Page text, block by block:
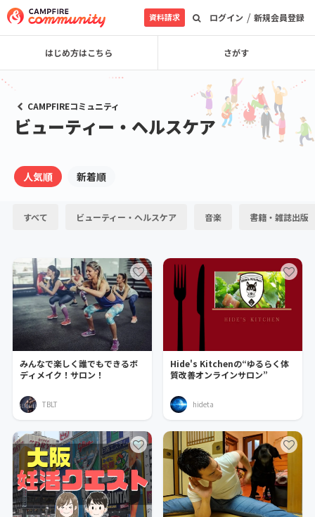
ログイン / 新規会員登録
資料請求
はじめ方はこちら さがす
CAMPFIREコミュニティ
ビューティー・ヘルスケア
人気順 新着順
すべて ビューティー・ヘルスケア 音楽 書籍・雑誌出版
みんなで楽しく誰でもできるボ
ディメイク！サロン！
TBLT
Hide's Kitchenの“ゆるらく体
質改善オンラインサロン”
hideta